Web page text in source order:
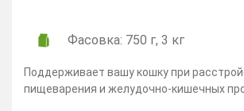
Фасовка: 750 г, 3 кг
Поддерживает вашу кошку при
пищеварения и желудочно-кишечных